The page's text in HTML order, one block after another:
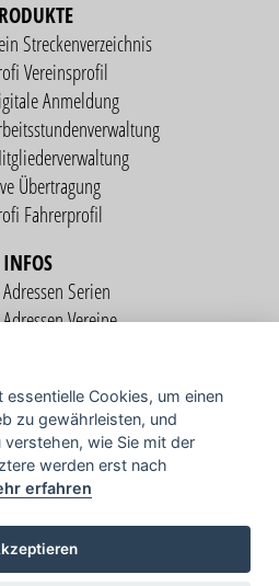
Streckenverzeichnis
Vereinsprofil
Anmeldung
Übertragung
Fahrerprofil
INFOS
Adressen Serien
Adressen Vereine
COMMUNITY
TV
Cookies, um einen
zu gewährleisten, und
wie Sie mit der
werden erst nach
erfahren